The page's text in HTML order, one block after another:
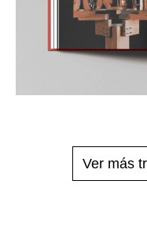
Ver más